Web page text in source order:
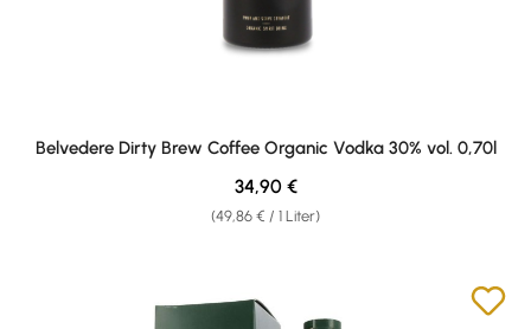
Belvedere Dirty Brew Coffee Organic Vodka 30% vol. 0,70l
(49,86 € / 1 Liter)
Regulärer Preis:
34,90 €